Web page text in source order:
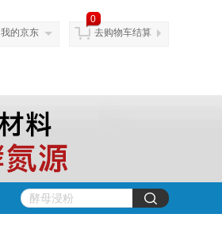
我的京东
0
去购物车结算